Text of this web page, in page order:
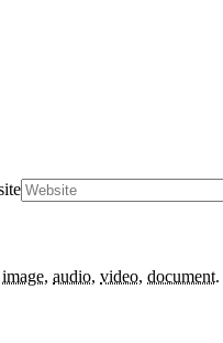
image, audio, video, document.